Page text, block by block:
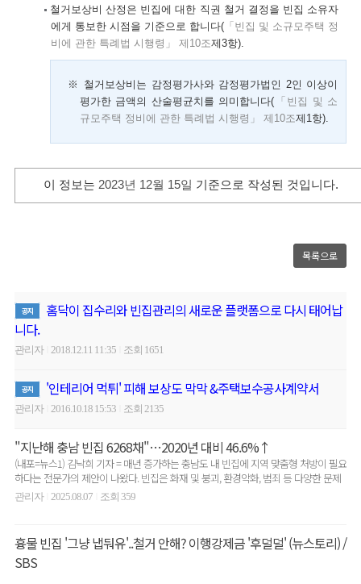
철거보상비 산정은 빈집에 대한 직권 철거 결정을 빈집 소유자
에게 통보한 시점을 기준으로 합니다( 「빈집 및 소규모주택 정
비에 관한 특례법 시행령」 제10조제3항).
※ 철거보상비는 감정평가사와 감정평가법인 2인 이상이
평가한 금액의 산술평균치를 의미합니다( 「빈집 및 소
규모주택 정비에 관한 특례법 시행령」 제10조제1항).
이 정보는 2023년 12월 15일 기준으로 작성된 것입니다.
목록으로
공지
홈닥이 집수리와 빈집관리의 새로운 플랫폼으로 다시 태어납
니다.
관리자 2018.12.11 11:35 조회 1651
공지 '인테리어 먹튀' 피해 보상도 막막 &주택보수공사계약서
관리자 2016.10.18 15:53 조회 2135
"지난해 충남 빈집 6268채"…2020년 대비 46.6%↑
(내포=뉴스1) 김낙희 기자 = 매년 증가하는 충남도 내 빈집에 지역 맞춤형 처방이 필요
하다는 전문가의 제안이 나왔다. 빈집은 화재 및 붕괴, 환경악화, 범죄 등 다양한 문제
를 일..
관리자 2025.08.07 조회 359
흉물 빈집 '그냥 냅둬유'..철거 안해? 이행강제금 '후덜덜' (뉴스토리) /
SBS